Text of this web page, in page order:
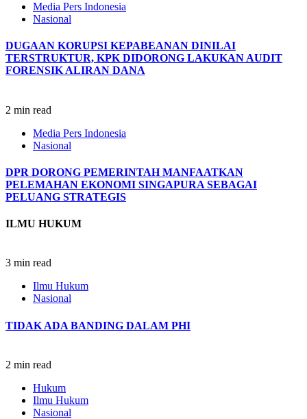
Media Pers Indonesia
Nasional
DUGAAN KORUPSI KEPABEANAN DINILAI
TERSTRUKTUR, KPK DIDORONG LAKUKAN AUDIT
FORENSIK ALIRAN DANA
2 min read
Media Pers Indonesia
Nasional
DPR DORONG PEMERINTAH MANFAATKAN
PELEMAHAN EKONOMI SINGAPURA SEBAGAI
PELUANG STRATEGIS
ILMU HUKUM
3 min read
Ilmu Hukum
Nasional
TIDAK ADA BANDING DALAM PHI
2 min read
Hukum
Ilmu Hukum
Nasional